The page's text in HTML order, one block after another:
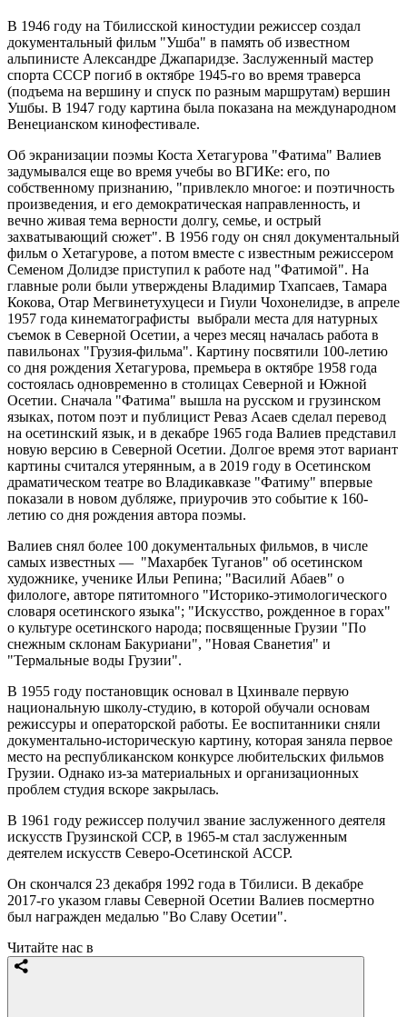
В 1946 году на Тбилисской киностудии режиссер создал
документальный фильм "Ушба" в память об известном
альпинисте Александре Джапаридзе. Заслуженный мастер
спорта СССР погиб в октябре 1945-го во время траверса
(подъема на вершину и спуск по разным маршрутам) вершин
Ушбы. В 1947 году картина была показана на международном
Венецианском кинофестивале.
Об экранизации поэмы Коста Хетагурова "Фатима" Валиев
задумывался еще во время учебы во ВГИКе: его, по
собственному признанию, "привлекло многое: и поэтичность
произведения, и его демократическая направленность, и
вечно живая тема верности долгу, семье, и острый
захватывающий сюжет". В 1956 году он снял документальный
фильм о Хетагурове, а потом вместе с известным режиссером
Семеном Долидзе приступил к работе над "Фатимой". На
главные роли были утверждены Владимир Тхапсаев, Тамара
Кокова, Отар Мегвинетухуцеси и Гиули Чохонелидзе, в апреле
1957 года кинематографисты выбрали места для натурных
съемок в Северной Осетии, а через месяц началась работа в
павильонах "Грузия-фильма". Картину посвятили 100-летию
со дня рождения Хетагурова, премьера в октябре 1958 года
состоялась одновременно в столицах Северной и Южной
Осетии. Сначала "Фатима" вышла на русском и грузинском
языках, потом поэт и публицист Реваз Асаев сделал перевод
на осетинский язык, и в декабре 1965 года Валиев представил
новую версию в Северной Осетии. Долгое время этот вариант
картины считался утерянным, а в 2019 году в Осетинском
драматическом театре во Владикавказе "Фатиму" впервые
показали в новом дубляже, приурочив это событие к 160-
летию со дня рождения автора поэмы.
Валиев снял более 100 документальных фильмов, в числе
самых известных — "Махарбек Туганов" об осетинском
художнике, ученике Ильи Репина; "Василий Абаев" о
филологе, авторе пятитомного "Историко-этимологического
словаря осетинского языка"; "Искусство, рожденное в горах"
о культуре осетинского народа; посвященные Грузии "По
снежным склонам Бакуриани", "Новая Сванетия" и
"Термальные воды Грузии".
В 1955 году постановщик основал в Цхинвале первую
национальную школу-студию, в которой обучали основам
режиссуры и операторской работы. Ее воспитанники сняли
документально-историческую картину, которая заняла первое
место на республиканском конкурсе любительских фильмов
Грузии. Однако из-за материальных и организационных
проблем студия вскоре закрылась.
В 1961 году режиссер получил звание заслуженного деятеля
искусств Грузинской ССР, в 1965-м стал заслуженным
деятелем искусств Северо-Осетинской АССР.
Он скончался 23 декабря 1992 года в Тбилиси. В декабре
2017-го указом главы Северной Осетии Валиев посмертно
был награжден медалью "Во Славу Осетии".
Читайте нас в